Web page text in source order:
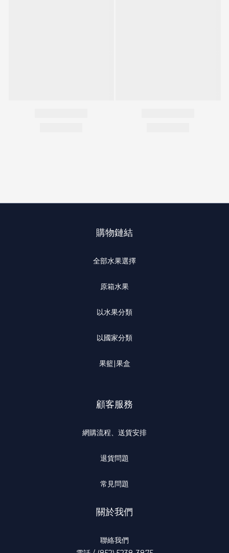
購物鏈結
全部水果選擇
原箱水果
以水果分類
以國家分類
果籃|果盒
顧客服務
網購流程、送貨安排
退貨問題
常見問題
關於我們
聯絡我們